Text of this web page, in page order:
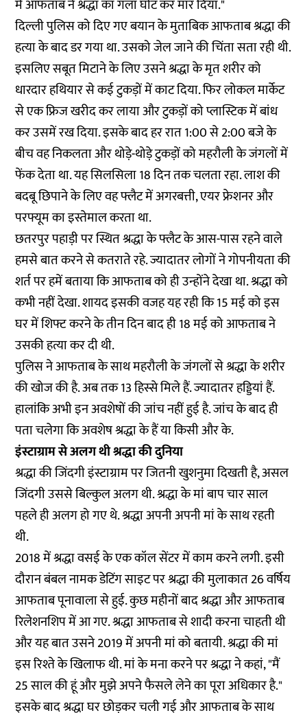
में आफताब ने श्रद्धा का गला घोंट कर मार दिया."
दिल्ली पुलिस को दिए गए बयान के मुताबिक आफताब श्रद्धा की
हत्या के बाद डर गया था. उसको जेल जाने की चिंता सता रही थी.
इसलिए सबूत मिटाने के लिए उसने श्रद्धा के मृत शरीर को
धारदार हथियार से कई टुकड़ों में काट दिया. फिर लोकल मार्केट
से एक फ्रिज खरीद कर लाया और टुकड़ों को प्लास्टिक में बांध
कर उसमें रख दिया. इसके बाद हर रात 1:00 से 2:00 बजे के
बीच वह निकलता और थोड़े-थोड़े टुकड़ों को महरौली के जंगलों में
फेंक देता था. यह सिलसिला 18 दिन तक चलता रहा. लाश की
बदबू छिपाने के लिए वह फ्लैट में अगरबत्ती, एयर फ्रेशनर और
परफ्यूम का इस्तेमाल करता था.
छतरपुर पहाड़ी पर स्थित श्रद्धा के फ्लैट के आस-पास रहने वाले
हमसे बात करने से कतराते रहे. ज्यादातर लोगों ने गोपनीयता की
शर्त पर हमें बताया कि आफताब को ही उन्होंने देखा था. श्रद्धा को
कभी नहीं देखा. शायद इसकी वजह यह रही कि 15 मई को इस
घर में शिफ्ट करने के तीन दिन बाद ही 18 मई को आफताब ने
उसकी हत्या कर दी थी.
पुलिस ने आफताब के साथ महरौली के जंगलों से श्रद्धा के शरीर
की खोज की है. अब तक 13 हिस्से मिले हैं. ज्यादातर हड्डियां हैं.
हालांकि अभी इन अवशेषों की जांच नहीं हुई है. जांच के बाद ही
पता चलेगा कि अवशेष श्रद्धा के हैं या किसी और के.
इंस्टाग्राम से अलग थी श्रद्धा की दुनिया
श्रद्धा की जिंदगी इंस्टाग्राम पर जितनी खुशनुमा दिखती है, असल
जिंदगी उससे बिल्कुल अलग थी. श्रद्धा के मां बाप चार साल
पहले ही अलग हो गए थे. श्रद्धा अपनी अपनी मां के साथ रहती
थी.
2018 में श्रद्धा वसई के एक कॉल सेंटर में काम करने लगी. इसी
दौरान बंबल नामक डेटिंग साइट पर श्रद्धा की मुलाकात 26 वर्षिय
आफताब पूनावाला से हुई. कुछ महीनों बाद श्रद्धा और आफताब
रिलेशनशिप में आ गए. श्रद्धा आफताब से शादी करना चाहती थी
और यह बात उसने 2019 में अपनी मां को बतायी. श्रद्धा की मां
इस रिश्ते के खिलाफ थी. मां के मना करने पर श्रद्धा ने कहां, "मैं
25 साल की हूं और मुझे अपने फैसले लेने का पूरा अधिकार है."
इसके बाद श्रद्धा घर छोड़कर चली गई और आफताब के साथ